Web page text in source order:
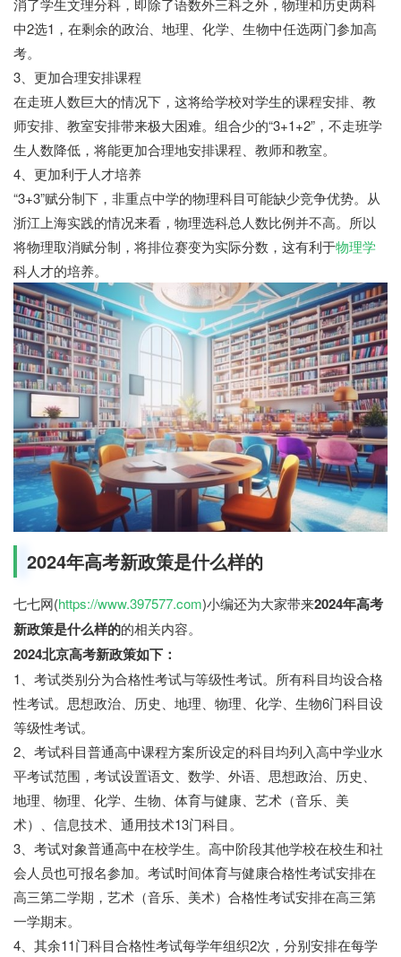
消了学生文理分科，即除了语数外三科之外，物理和历史两科
中2选1，在剩余的政治、地理、化学、生物中任选两门参加高
考。
3、更加合理安排课程
在走班人数巨大的情况下，这将给学校对学生的课程安排、教
师安排、教室安排带来极大困难。组合少的“3+1+2”，不走班学
生人数降低，将能更加合理地安排课程、教师和教室。
4、更加利于人才培养
“3+3”赋分制下，非重点中学的物理科目可能缺少竞争优势。从
浙江上海实践的情况来看，物理选科总人数比例并不高。所以
将物理取消赋分制，将排位赛变为实际分数，这有利于物理学
科人才的培养。
2024年高考新政策是什么样的
七七网(https://www.397577.com)小编还为大家带来2024年高考
新政策是什么样的的相关内容。
2024北京高考新政策如下：
1、考试类别分为合格性考试与等级性考试。所有科目均设合格
性考试。思想政治、历史、地理、物理、化学、生物6门科目设
等级性考试。
2、考试科目普通高中课程方案所设定的科目均列入高中学业水
平考试范围，考试设置语文、数学、外语、思想政治、历史、
地理、物理、化学、生物、体育与健康、艺术（音乐、美
术）、信息技术、通用技术13门科目。
3、考试对象普通高中在校学生。高中阶段其他学校在校生和社
会人员也可报名参加。考试时间体育与健康合格性考试安排在
高三第二学期，艺术（音乐、美术）合格性考试安排在高三第
一学期末。
4、其余11门科目合格性考试每学年组织2次，分别安排在每学